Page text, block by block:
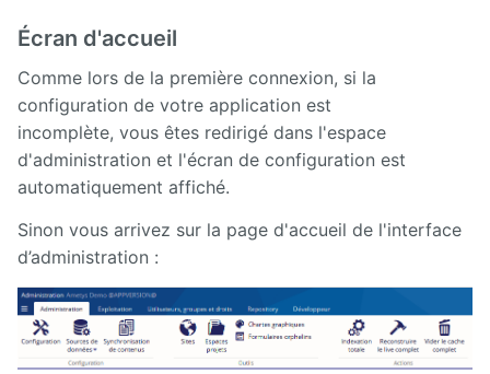
Écran d'accueil
Comme lors de la première connexion, si la
configuration de votre application est
incomplète, vous êtes redirigé dans l'espace
d'administration et l'écran de configuration est
automatiquement affiché.
Sinon vous arrivez sur la page d'accueil de l'interface
d’administration :